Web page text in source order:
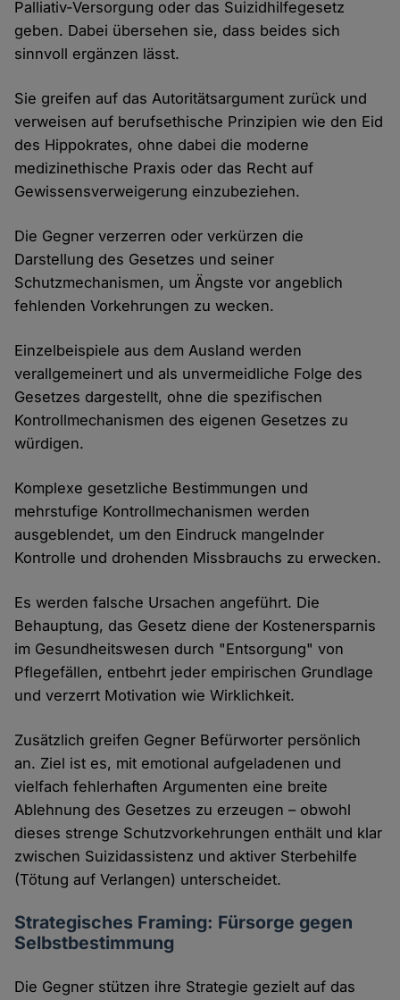
Palliativ-Versorgung oder das Suizidhilfegesetz
geben. Dabei übersehen sie, dass beides sich
sinnvoll ergänzen lässt.
Sie greifen auf das Autoritätsargument zurück und
verweisen auf berufsethische Prinzipien wie den Eid
des Hippokrates, ohne dabei die moderne
medizinethische Praxis oder das Recht auf
Gewissensverweigerung einzubeziehen.
Die Gegner verzerren oder verkürzen die
Darstellung des Gesetzes und seiner
Schutzmechanismen, um Ängste vor angeblich
fehlenden Vorkehrungen zu wecken.
Einzelbeispiele aus dem Ausland werden
verallgemeinert und als unvermeidliche Folge des
Gesetzes dargestellt, ohne die spezifischen
Kontrollmechanismen des eigenen Gesetzes zu
würdigen.
Komplexe gesetzliche Bestimmungen und
mehrstufige Kontrollmechanismen werden
ausgeblendet, um den Eindruck mangelnder
Kontrolle und drohenden Missbrauchs zu erwecken.
Es werden falsche Ursachen angeführt. Die
Behauptung, das Gesetz diene der Kostenersparnis
im Gesundheitswesen durch "Entsorgung" von
Pflegefällen, entbehrt jeder empirischen Grundlage
und verzerrt Motivation wie Wirklichkeit.
Zusätzlich greifen Gegner Befürworter persönlich
an. Ziel ist es, mit emotional aufgeladenen und
vielfach fehlerhaften Argumenten eine breite
Ablehnung des Gesetzes zu erzeugen – obwohl
dieses strenge Schutzvorkehrungen enthält und klar
zwischen Suizidassistenz und aktiver Sterbehilfe
(Tötung auf Verlangen) unterscheidet.
Strategisches Framing: Fürsorge gegen
Selbstbestimmung
Die Gegner stützen ihre Strategie gezielt auf das